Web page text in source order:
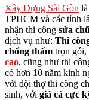
Xây Dựng Sài Gòn
TPHCM và các tỉnh
nhận thi công sửa
dịch vụ như: Thi
chống thấm trọn gói,
cao, cũng như thi
có hơn 10 năm kinh
với đội thợ thi công
sinh, với giá cả cực